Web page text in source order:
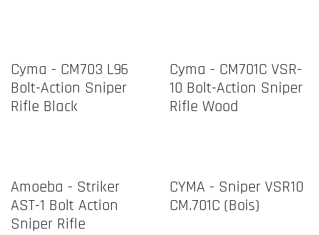
Cyma - CM703 L96
Bolt-Action Sniper
Rifle Black
Cyma - CM701C VSR-
10 Bolt-Action Sniper
Rifle Wood
Amoeba - Striker
AST-1 Bolt Action
Sniper Rifle
CYMA - Sniper VSR10
CM.701C (Bois)